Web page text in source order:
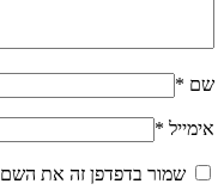
שם *
אימייל *
שמור בדפדפן זה את